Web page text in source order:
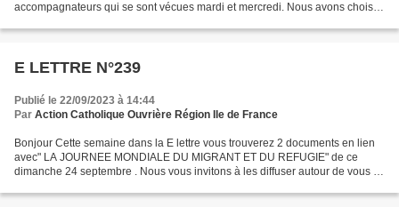
accompagnateurs qui se sont vécues mardi et mercredi. Nous avons choisi
E LETTRE N°239
Publié le 22/09/2023 à 14:44
Par Action Catholique Ouvrière Région Ile de France
Bonjour Cette semaine dans la E lettre vous trouverez 2 documents en lien
avec" LA JOURNEE MONDIALE DU MIGRANT ET DU REFUGIE" de ce
dimanche 24 septembre . Nous vous invitons à les diffuser autour de vous : -